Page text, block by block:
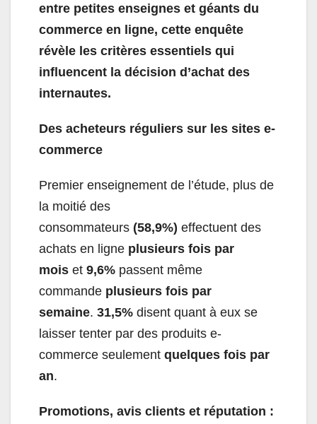
entre petites enseignes et géants du
commerce en ligne, cette enquête
révèle les critères essentiels qui
influencent la décision d’achat des
internautes.
Des acheteurs réguliers sur les sites e-
commerce
Premier enseignement de l’étude, plus de
la moitié des
consommateurs (58,9%) effectuent des
achats en ligne plusieurs fois par
mois et 9,6% passent même
commande plusieurs fois par
semaine. 31,5% disent quant à eux se
laisser tenter par des produits e-
commerce seulement quelques fois par
an.
Promotions, avis clients et réputation :